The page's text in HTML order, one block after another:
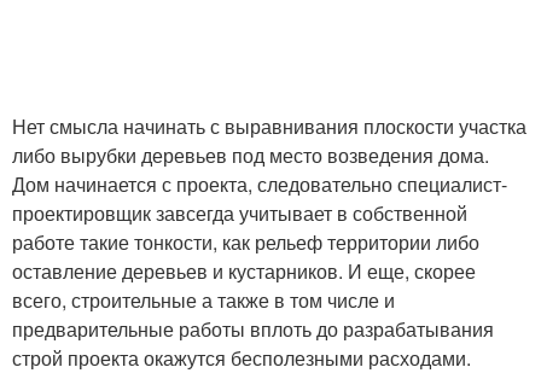
Нет смысла начинать с выравнивания плоскости участка
либо вырубки деревьев под место возведения дома.
Дом начинается с проекта, следовательно специалист-
проектировщик завсегда учитывает в собственной
работе такие тонкости, как рельеф территории либо
оставление деревьев и кустарников. И еще, скорее
всего, строительные а также в том числе и
предварительные работы вплоть до разрабатывания
строй проекта окажутся бесполезными расходами.